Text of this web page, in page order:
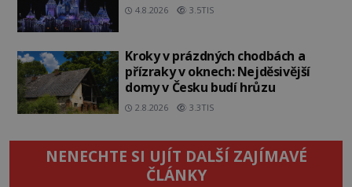
4.8.2026 3.5TIS
Kroky v prázdných chodbách a
přízraky v oknech: Nejděsivější
domy v Česku budí hrůzu
2.8.2026 3.3TIS
NENECHTE SI UJÍT DALŠÍ ZAJÍMAVÉ
ČLÁNKY